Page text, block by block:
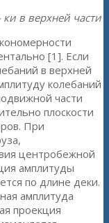
в верхней части
[1]. Если
в верхней
колебаний
части
плоскости
При
центробежной
амплитуды
по длине деки.
амплитуда
проекция